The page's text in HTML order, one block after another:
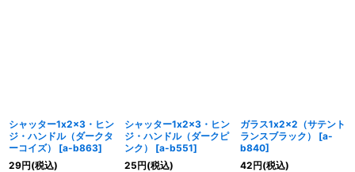
シャッター1x2x3・ヒン
ジ・ハンドル（ダークタ
ーコイズ）
[a-b863]
29円(税込)
シャッター1x2x3・ヒン
ジ・ハンドル（ダークピ
ンク）
[a-b551]
25円(税込)
ガラス1x2x2（サテント
ランスブラック）
[a-
b840]
42円(税込)